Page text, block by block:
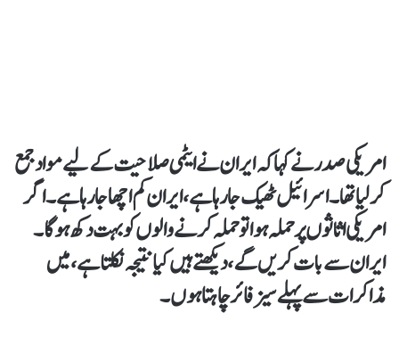
امریکی صدرنےکہا کہ ایران نے ایٹمی صلاحیت کے لیے مواد جمع
کر لیا تھا۔اسرائیل ٹھیک جا رہا ہے، ایران کم اچھا جا رہا ہے۔اگر
امریکی اثاثوں پر حملہ ہوا تو حملہ کرنے والوں کو بہت دکھ ہو گا۔
ایران سے بات کریں گے، دیکھتے ہیں کیا نتیجہ نکلتاہے،میں
مذاکرات سے پہلے سیز فائر چاہتا ہوں۔